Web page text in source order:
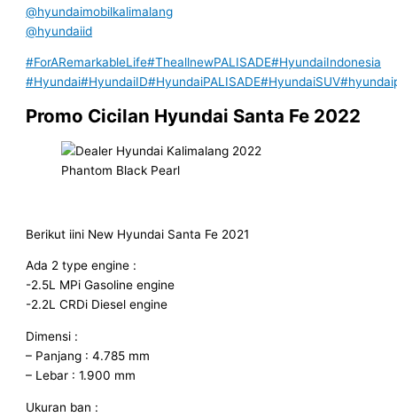
@hyundaimobilkalimalang
@hyundaiid
#ForARemarkableLife#TheallnewPALISADE#HyundaiIndonesia
#Hyundai#HyundaiID#HyundaiPALISADE#HyundaiSUV
Promo Cicilan Hyundai Santa Fe 2022
Phantom Black Pearl
Berikut iini New Hyundai Santa Fe 2021
Ada 2 type engine :
-2.5L MPi Gasoline engine
-2.2L CRDi Diesel engine
Dimensi :
– Panjang : 4.785 mm
– Lebar : 1.900 mm
Ukuran ban :